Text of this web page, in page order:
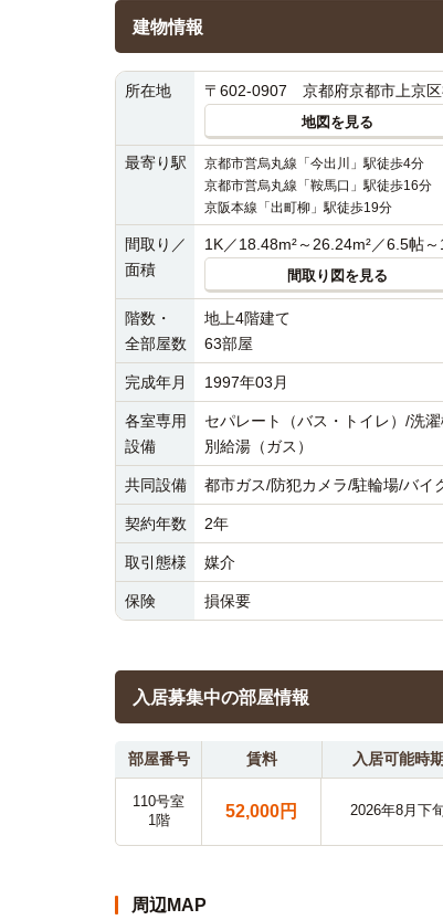
建物情報
所在地 〒602-0907 京都府京都市上京
地図を見る
最寄り駅
京都市営烏丸線「今出川」駅徒歩4分
京都市営烏丸線「鞍馬口」駅徒歩16分
京阪本線「出町柳」駅徒歩19分
間取り／
面積
1K／18.48m²～26.24m²／6.5帖
間取り図を見る
階数・
全部屋数
地上4階建て
63部屋
完成年月 1997年03月
各室専用
設備
セパレート（バス・トイレ）/洗
別給湯（ガス）
共同設備 都市ガス/防犯カメラ/駐輪場/バイ
契約年数 2年
取引態様 媒介
保険 損保要
入居募集中の部屋情報
部屋番号 賃料 入居可能時期
110号室
1階
52,000円 2026年8月下
周辺MAP